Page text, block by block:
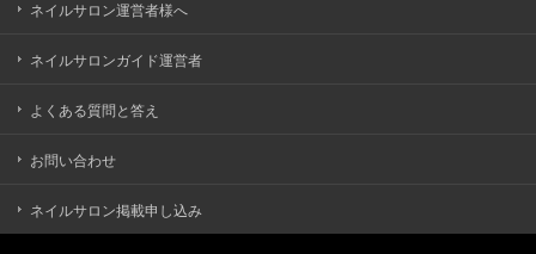
ネイルサロン運営者様へ
ネイルサロンガイド運営者
よくある質問と答え
お問い合わせ
ネイルサロン掲載申し込み